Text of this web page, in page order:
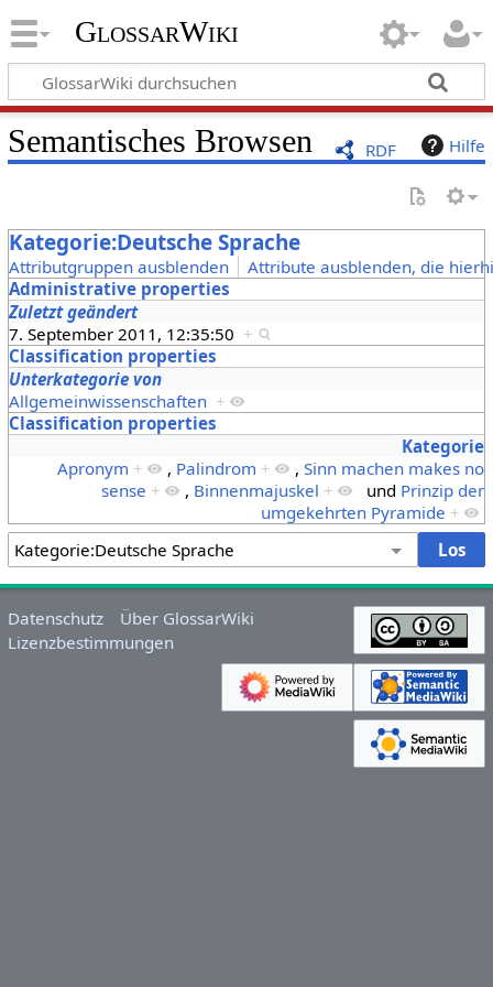
GlossarWiki
RDF Hilfe
Semantisches Browsen
Kategorie:Deutsche Sprache
Attributgruppen ausblenden
Attribute ausblenden, die
Administrative properties
Zuletzt geändert
7. September 2011, 12:35:50 +
Classification properties
Unterkategorie von
Allgemeinwissenschaften +
Classification properties
Kategorie
Apronym + , Palindrom + ,Sinn machen makes no
sense + , Binnenmajuskel + und Prinzip der
umgekehrten Pyramide +
Datenschutz
Über GlossarWiki
Lizenzbestimmungen